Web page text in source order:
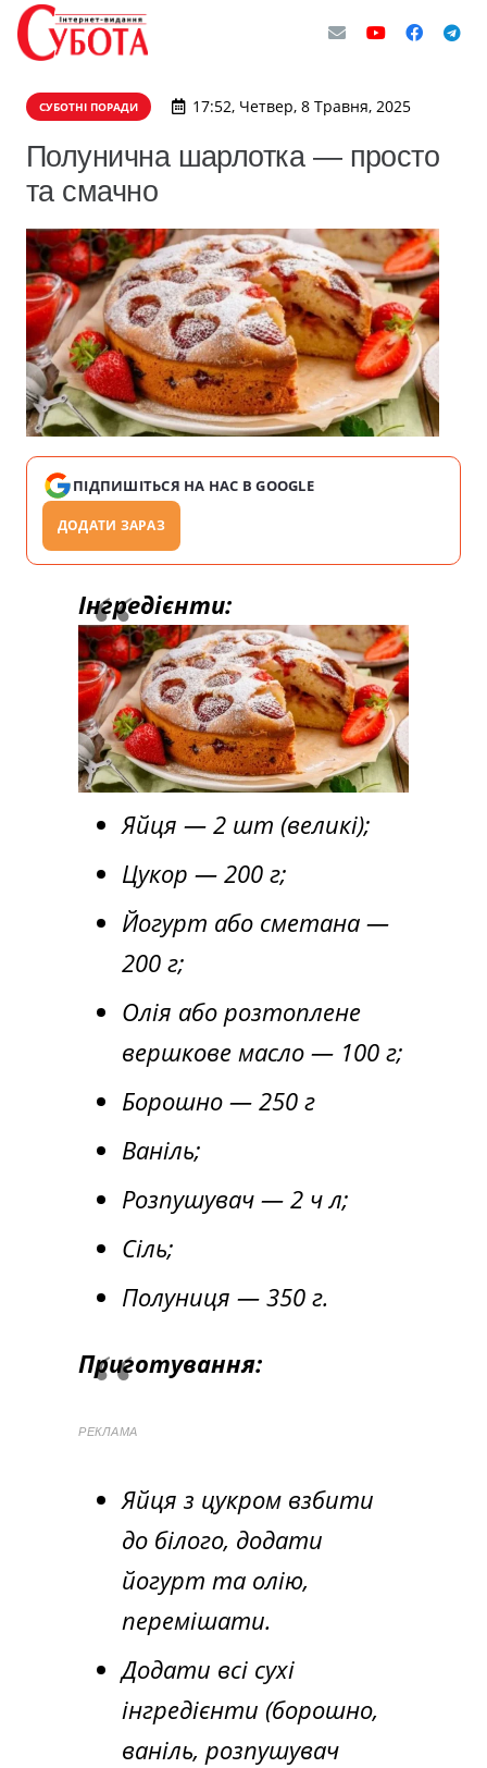
СУБОТНІ ПОРАДИ 17:52, Четвер, 8 Травня, 2025
Полунична шарлотка — просто
та смачно
ПІДПИШІТЬСЯ НА НАС В GOOGLE
ДОДАТИ ЗАРАЗ
Інгредієнти:
Яйця — 2 шт (великі);
Цукор — 200 г;
Йогурт або сметана —
200 г;
Олія або розтоплене
вершкове масло — 100 г;
Борошно — 250 г
Ваніль;
Розпушувач — 2 ч л;
Сіль;
Полуниця — 350 г.
Приготування:
РЕКЛАМА
Яйця з цукром взбити
до білого, додати
йогурт та олію,
перемішати.
Додати всі сухі
інгредієнти (борошно,
ваніль, розпушувач